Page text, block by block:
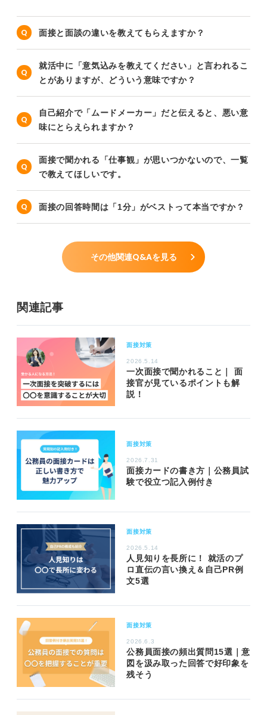
面接と面談の違いを教えてもらえますか？
就活中に「意気込みを教えてください」と言われるこ
とがありますが、どういう意味ですか？
自己紹介で「ムードメーカー」だと伝えると、悪い意
味にとらえられますか？
面接で聞かれる「仕事観」が思いつかないので、一覧
で教えてほしいです。
面接の回答時間は「1分」がベストって本当ですか？
その他関連Q&Aを見る
関連記事
面接対策
2026.5.14
一次面接で聞かれること｜ 面
接官が見ているポイントも解
説！
面接対策
2026.7.31
面接カードの書き方｜公務員試
験で役立つ記入例付き
面接対策
2026.5.14
人見知りを長所に！ 就活のプ
ロ直伝の言い換え＆自己PR例
文5選
面接対策
2026.6.3
公務員面接の頻出質問15選｜意
図を汲み取った回答で好印象を
残そう